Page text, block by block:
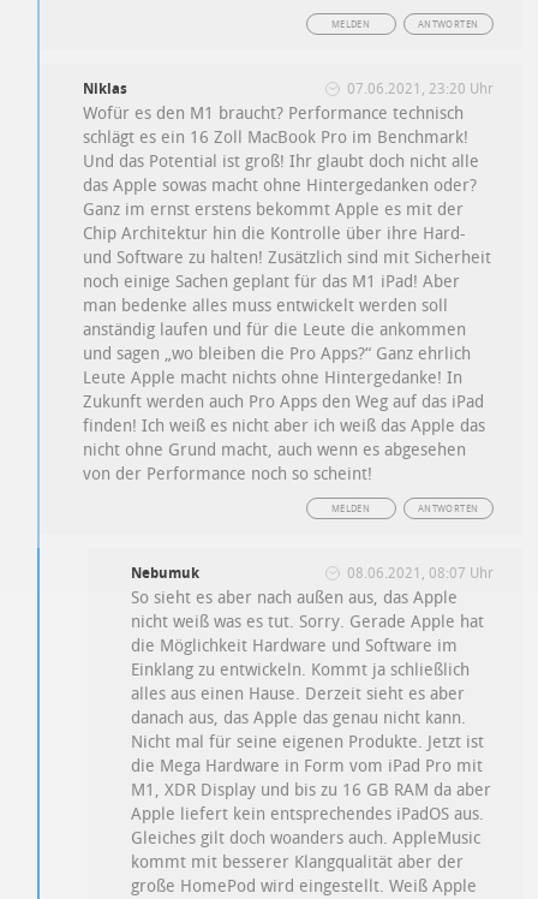
ANTWORTEN
MELDEN
Niklas 07.06.2021, 23:20 Uhr
Wofür es den M1 braucht? Performance technisch
schlägt es ein 16 Zoll MacBook Pro im Benchmark!
Und das Potential ist groß! Ihr glaubt doch nicht alle
das Apple sowas macht ohne Hintergedanken oder?
Ganz im ernst erstens bekommt Apple es mit der
Chip Architektur hin die Kontrolle über ihre Hard-
und Software zu halten! Zusätzlich sind mit Sicherheit
noch einige Sachen geplant für das M1 iPad! Aber
man bedenke alles muss entwickelt werden soll
anständig laufen und für die Leute die ankommen
und sagen „wo bleiben die Pro Apps?“ Ganz ehrlich
Leute Apple macht nichts ohne Hintergedanke! In
Zukunft werden auch Pro Apps den Weg auf das iPad
finden! Ich weiß es nicht aber ich weiß das Apple das
nicht ohne Grund macht, auch wenn es abgesehen
von der Performance noch so scheint!
ANTWORTEN
MELDEN
Nebumuk 08.06.2021, 08:07 Uhr
So sieht es aber nach außen aus, das Apple
nicht weiß was es tut. Sorry. Gerade Apple hat
die Möglichkeit Hardware und Software im
Einklang zu entwickeln. Kommt ja schließlich
alles aus einen Hause. Derzeit sieht es aber
danach aus, das Apple das genau nicht kann.
Nicht mal für seine eigenen Produkte. Jetzt ist
die Mega Hardware in Form vom iPad Pro mit
M1, XDR Display und bis zu 16 GB RAM da aber
Apple liefert kein entsprechendes iPadOS aus.
Gleiches gilt doch woanders auch. AppleMusic
kommt mit besserer Klangqualität aber der
große HomePod wird eingestellt. Weiß Apple